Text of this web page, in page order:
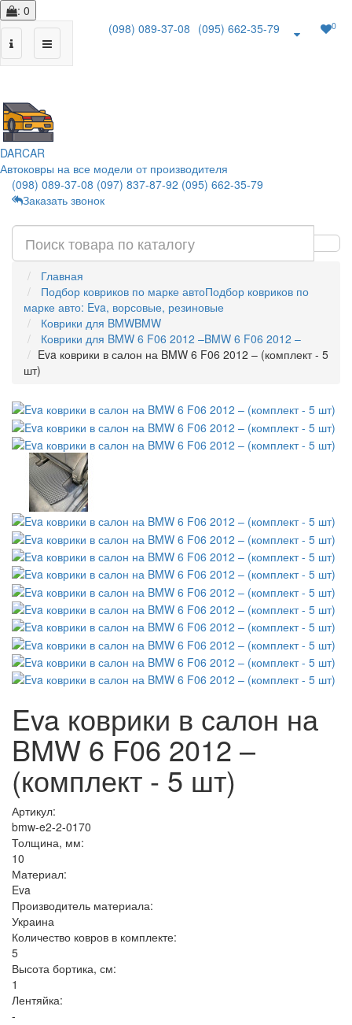
: 0
(098) 089-37-08 (095) 662-35-79 0
DARCAR
Автоковры на все модели от производителя
(098) 089-37-08 (097) 837-87-92 (095) 662-35-79
Заказать звонок
Главная
Подбор ковриков по марке автоПодбор ковриков по
марке авто: Eva, ворсовые, резиновые
Коврики для BMWBMW
Коврики для BMW 6 F06 2012 –BMW 6 F06 2012 –
Eva коврики в салон на BMW 6 F06 2012 – (комплект - 5
шт)
Eva коврики в салон на
BMW 6 F06 2012 –
(комплект - 5 шт)
Артикул:
bmw-e2-2-0170
Толщина, мм:
10
Материал:
Eva
Производитель материала:
Украина
Количество ковров в комплекте:
5
Высота бортика, см:
1
Лентяйка:
-